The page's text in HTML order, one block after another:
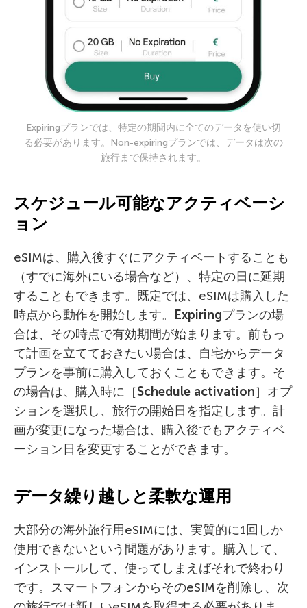
Expiringプランでは、特定の期間内に全てのデータを使い切
る必要があります。Non-expiringプランでは、データは次の
旅行まで保持されます。
スケジュール可能なアクティベーシ
ョン
eSIMは、購入後すぐにアクティベートすることも
（すでに海外にいる場合など）、特定の日に延期
することもできます。既定では、eSIMは購入した
時点から動作を開始します。
Expiringプランの場
合は、その時点で有効期間が始まります。前もっ
て計画を立てておきたい場合は、自宅からデータ
プランを事前に購入しておくこともできます。そ
の場合は、購入時に［Schedule activation］オプ
ションを選択し、旅行の開始日を指定します。計
画が変更になった場合は、購入後でもアクティベ
ーション日を変更することができます。
データ繰り越しと柔軟な運用
大部分の海外旅行用eSIMには、実質的に1回しか
使用できないという問題があります。購入して、
インストールして、使ってしまえばそれで終わり
です。スマートフォンからそのeSIMを削除し、次